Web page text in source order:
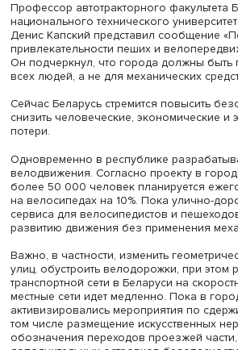
необходимы данные о населении
фонда ЖКХ), данные о
онлайн-карт, а также опросы
использовать при наличии
пассажиропотоков.
По итогам работы рассчитываются
определенных сегментов
активность в зависимости от